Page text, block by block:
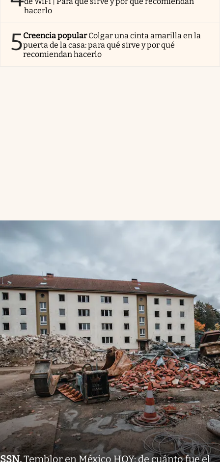
hacerlo
5Creencia popularColgar una cinta amarilla en la
puerta de la casa: para qué sirve y por qué
recomiendan hacerlo
SSN.Temblor en México HOY: de cuánto fue el